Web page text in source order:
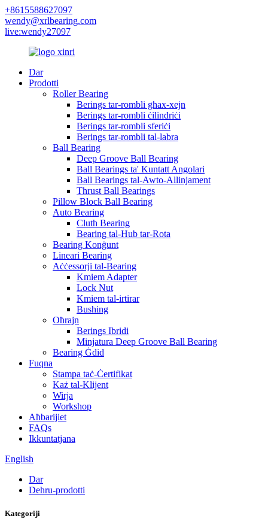
+8615588627097
wendy@xrlbearing.com
live:wendy27097
Dar
Prodotti
Roller Bearing
Berings tar-rombli għax-xejn
Berings tar-rombli ċilindriċi
Berings tar-rombli sferiċi
Berings tar-rombli tal-labra
Ball Bearing
Deep Groove Ball Bearing
Ball Bearings ta' Kuntatt Angolari
Ball Bearings tal-Awto-Allinjament
Thrust Ball Bearings
Pillow Block Ball Bearing
Auto Bearing
Cluth Bearing
Bearing tal-Hub tar-Rota
Bearing Konġunt
Lineari Bearing
Aċċessorji tal-Bearing
Kmiem Adapter
Lock Nut
Kmiem tal-irtirar
Bushing
Oħrajn
Berings Ibridi
Minjatura Deep Groove Ball Bearing
Bearing Ġdid
Fuqna
Stampa taċ-Ċertifikat
Każ tal-Klijent
Wirja
Workshop
Aħbarijiet
FAQs
Ikkuntatjana
English
Dar
Dehru-prodotti
Kategoriji